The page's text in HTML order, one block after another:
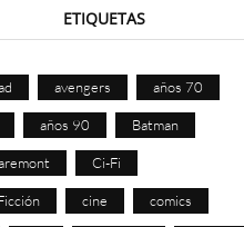
ETIQUETAS
avengers años 70
años 90 Batman
Ci-Fi
cine comics